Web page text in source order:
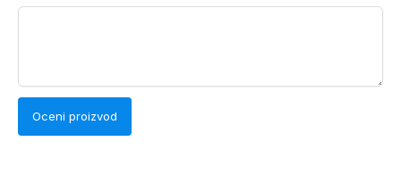
Oceni proizvod